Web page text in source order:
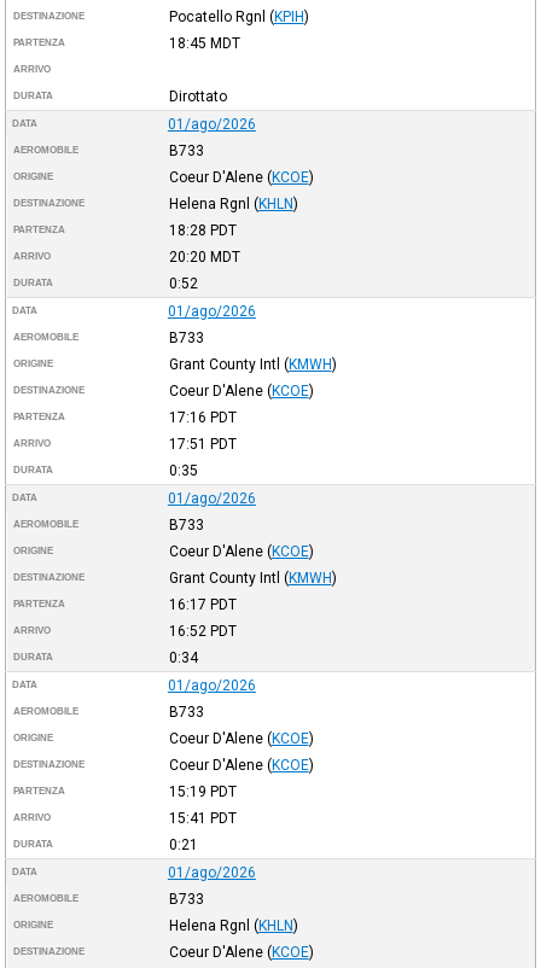
DESTINAZIONE Pocatello Rgnl (KPIH)
PARTENZA 18:45 MDT
ARRIVO
DURATA Dirottato
DATA 01/ago/2026
AEROMOBILE B733
ORIGINE Coeur D'Alene (KCOE)
DESTINAZIONE Helena Rgnl (KHLN)
PARTENZA 18:28 PDT
ARRIVO 20:20 MDT
DURATA 0:52
DATA 01/ago/2026
AEROMOBILE B733
ORIGINE Grant County Intl (KMWH)
DESTINAZIONE Coeur D'Alene (KCOE)
PARTENZA 17:16 PDT
ARRIVO 17:51 PDT
DURATA 0:35
DATA 01/ago/2026
AEROMOBILE B733
ORIGINE Coeur D'Alene (KCOE)
DESTINAZIONE Grant County Intl (KMWH)
PARTENZA 16:17 PDT
ARRIVO 16:52 PDT
DURATA 0:34
DATA 01/ago/2026
AEROMOBILE B733
ORIGINE Coeur D'Alene (KCOE)
DESTINAZIONE Coeur D'Alene (KCOE)
PARTENZA 15:19 PDT
ARRIVO 15:41 PDT
DURATA 0:21
DATA 01/ago/2026
AEROMOBILE B733
ORIGINE Helena Rgnl (KHLN)
DESTINAZIONE Coeur D'Alene (KCOE)